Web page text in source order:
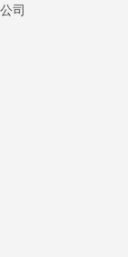
司